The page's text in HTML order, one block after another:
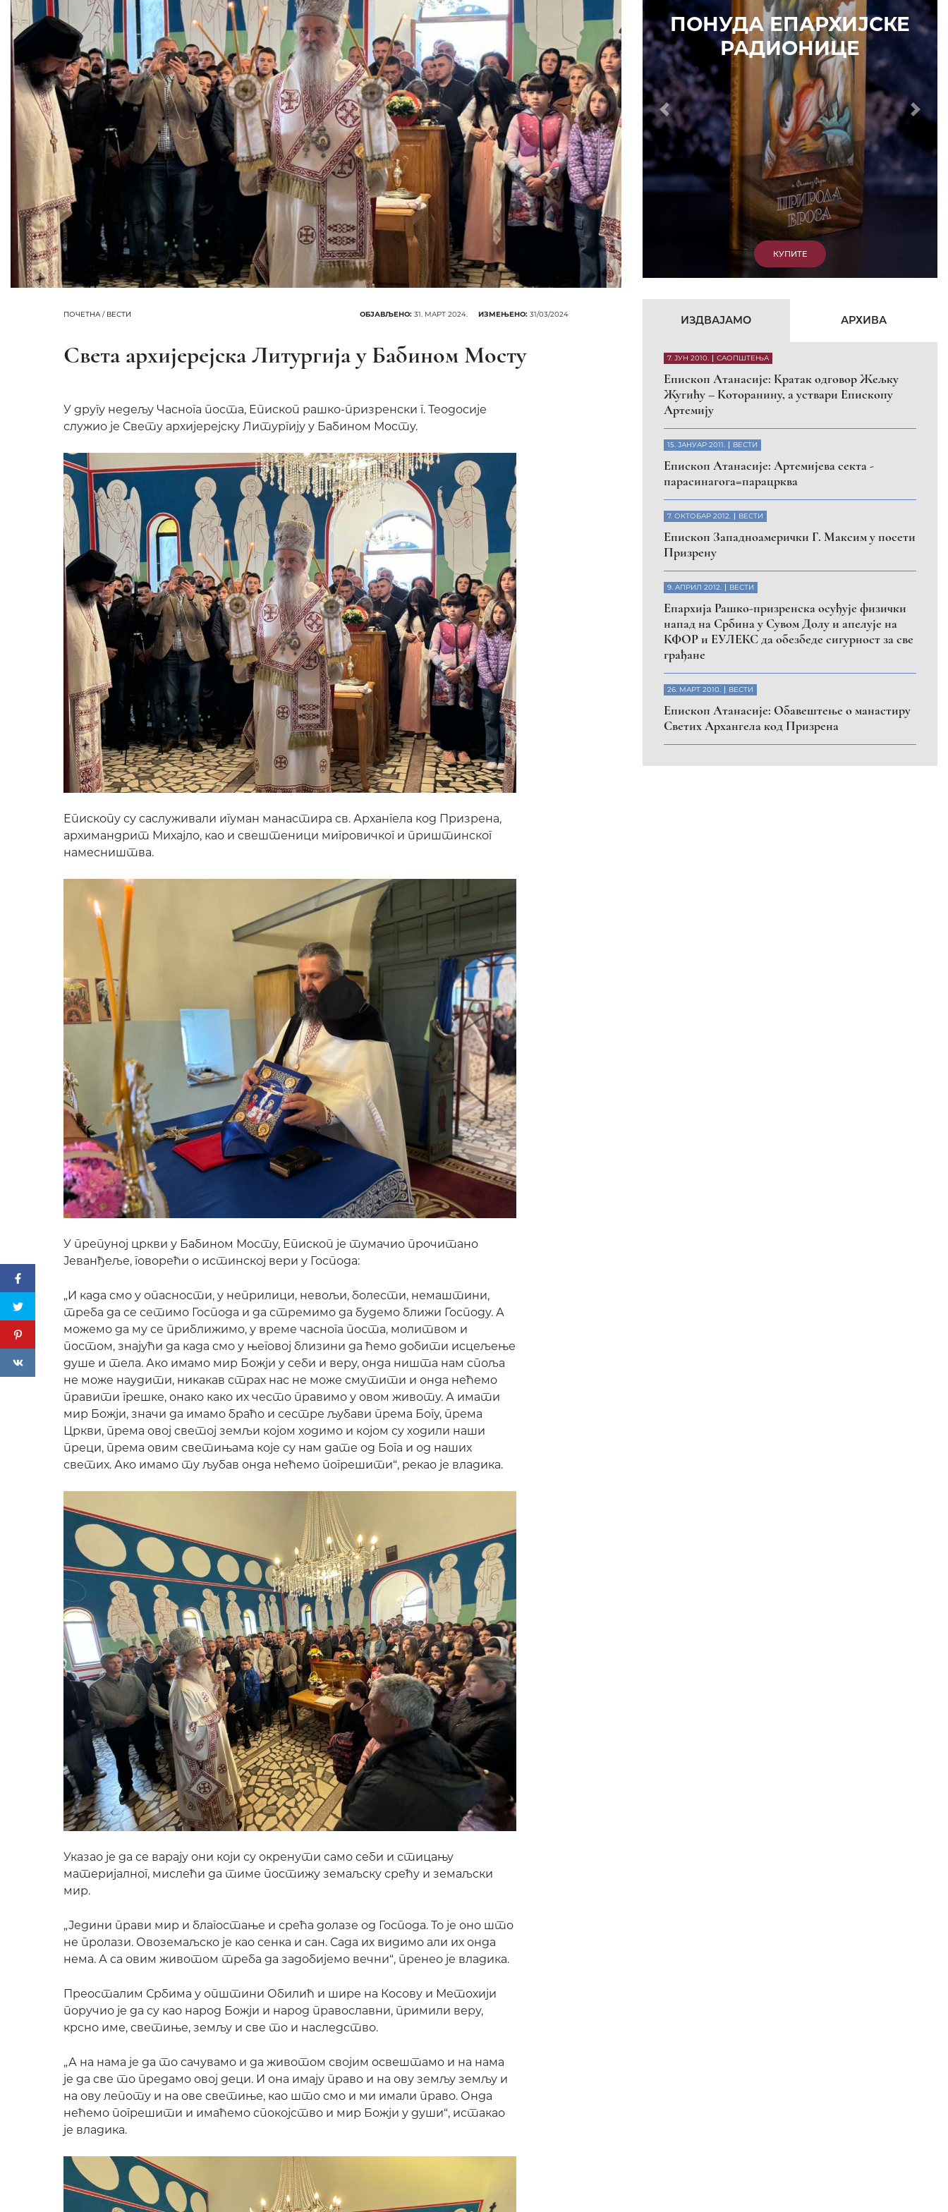
ПОЧЕТНА/ ВЕСТИ ОБЈАВЉЕНО: 31. МАРТ 2024. ИЗМЕЊЕНО: 31/03/2024
Света архијерејска Литургија у Бабином Мосту
У другу недељу Часнога поста, Епископ рашко-призренски г. Теодосије
служио је Свету архијерејску Литургију у Бабином Мосту.
Епископу су саслуживали игуман манастира св. Архангела код Призрена,
архимандрит Михајло, као и свештеници мигровичког и приштинског
намесништва.
У препуној цркви у Бабином Мосту, Епископ је тумачио прочитано
Јеванђеље, говорећи о истинској вери у Господа:
„И када смо у опасности, у неприлици, невољи, болести, немаштини,
треба да се сетимо Господа и да стремимо да будемо ближи Господу. А
можемо да му се приближимо, у време часнога поста, молитвом и
постом, знајући да када смо у његовој близини да ћемо добити исцељење
душе и тела. Ако имамо мир Божји у себи и веру, онда ништа нам споља
не може наудити, никакав страх нас не може смутити и онда нећемо
правити грешке, онако како их често правимо у овом животу. А имати
мир Божји, значи да имамо браћо и сестре љубави према Богу, према
Цркви, према овој светој земљи којом ходимо и којом су ходили наши
преци, према овим светињама које су нам дате од Бога и од наших
светих. Ако имамо ту љубав онда нећемо погрешити“, рекао је владика.
Указао је да се варају они који су окренути само себи и стицању
материјалног, мислећи да тиме постижу земаљску срећу и земаљски
мир.
„Једини прави мир и благостање и срећа долазе од Господа. То је оно што
не пролази. Овоземаљско је као сенка и сан. Сада их видимо али их онда
нема. А са овим животом треба да задобијемо вечни“, пренео је владика.
Преосталим Србима у општини Обилић и шире на Косову и Метохији
поручио је да су као народ Божји и народ православни, примили веру,
крсно име, светиње, земљу и све то и наследство.
„А на нама је да то сачувамо и да животом својим освештамо и на нама
је да све то предамо овој деци. И она имају право и на ову земљу земљу и
на ову лепоту и на ове светиње, као што смо и ми имали право. Онда
нећемо погрешити и имаћемо спокојство и мир Божји у души“, истакао
је владика.
КУПИТЕ
7. ЈУН 2010. САОПШТЕЊА
Eпископ Атанасије: Кратак одговор Жељку
Жугићу – Которанину, а уствари Епископу
Артемију
15. ЈАНУАР 2011. ВЕСТИ
Eпископ Атанасије: Артемијева секта -
парасинагога=парацрква
ВЕСТИ
Eпископ Западноамерички Г. Максим у посети
напад на Србина у Сувом Долу и апелује на
КФОР и ЕУЛЕКС да обезбеде сигурност за све
Eпископ Атанасије: Обавештење о манастиру
Светих Архангела код Призрена